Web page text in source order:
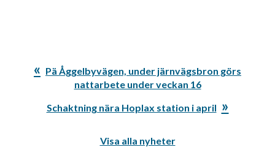
Föregående
Pä Åggelbyvägen, under järnvägsbron görs
nattarbete under veckan 16
Nästa
Schaktning nära Hoplax station i april
Visa alla nyheter